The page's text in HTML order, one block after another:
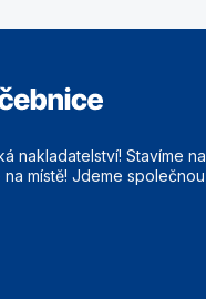
nakladatelství! Stavíme na
místě! Jdeme společnou